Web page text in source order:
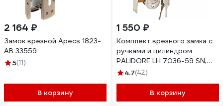
2 164 ₽
Замок врезной Apecs 1823-
AB 33559
5(11)
В корзину
1 550 ₽
Комплект врезного замка с
ручками и цилиндром
PALIDORE LH 7036-59 SN,
никель матовый 98760054
4.7(42)
В корзину